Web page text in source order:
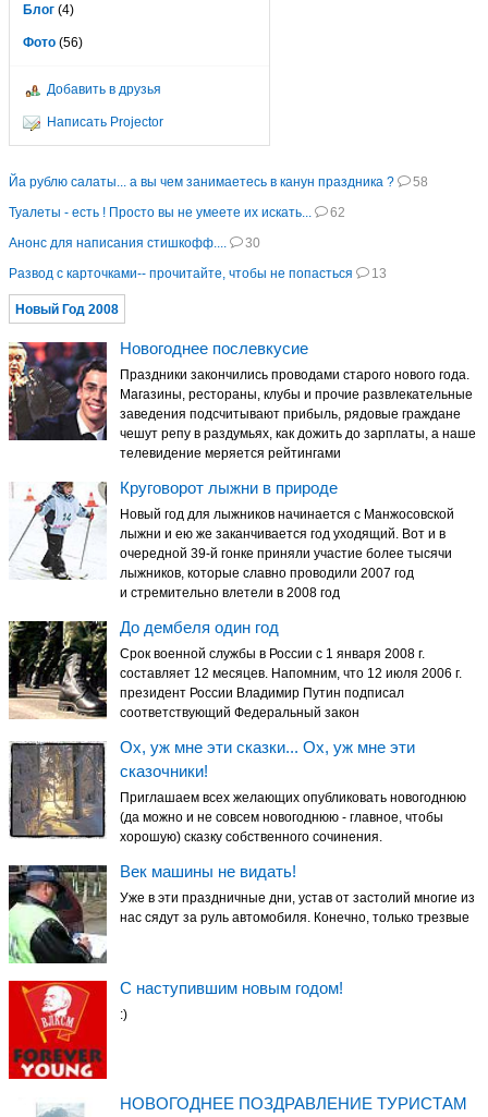
Блог (4)
Фото (56)
Добавить в друзья
Написать Projector
Йа рублю салаты... а вы чем занимаетесь в канун праздника ?
58
Туалеты - есть ! Просто вы не умеете их искать...
62
Анонс для написания стишкофф....
30
Развод с карточками-- прочитайте, чтобы не попасться
13
Новый Год 2008
Новогоднее послевкусие
Праздники закончились проводами старого нового года.
Магазины, рестораны, клубы и прочие развлекательные
заведения подсчитывают прибыль, рядовые граждане
чешут репу в раздумьях, как дожить до зарплаты, а наше
телевидение меряется рейтингами
Круговорот лыжни в природе
Новый год для лыжников начинается с Манжосовской
лыжни и ею же заканчивается год уходящий. Вот и в
очередной 39-й гонке приняли участие более тысячи
лыжников, которые славно проводили 2007 год
и стремительно влетели в 2008 год
До дембеля один год
Срок военной службы в России с 1 января 2008 г.
составляет 12 месяцев. Напомним, что 12 июля 2006 г.
президент России Владимир Путин подписал
соответствующий Федеральный закон
Ох, уж мне эти сказки... Ох, уж мне эти
сказочники!
Приглашаем всех желающих опубликовать новогоднюю
(да можно и не совсем новогоднюю - главное, чтобы
хорошую) сказку собственного сочинения.
Век машины не видать!
Уже в эти праздничные дни, устав от застолий многие из
нас сядут за руль автомобиля. Конечно, только трезвые
С наступившим новым годом!
:)
НОВОГОДНЕЕ ПОЗДРАВЛЕНИЕ ТУРИСТАМ